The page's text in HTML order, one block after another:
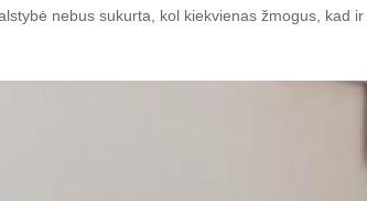
nebus sukurta, kol kiekvienas žmogus, kad ir